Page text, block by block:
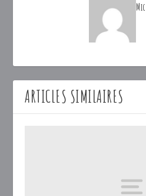
ARTICLES SIMILAIRES